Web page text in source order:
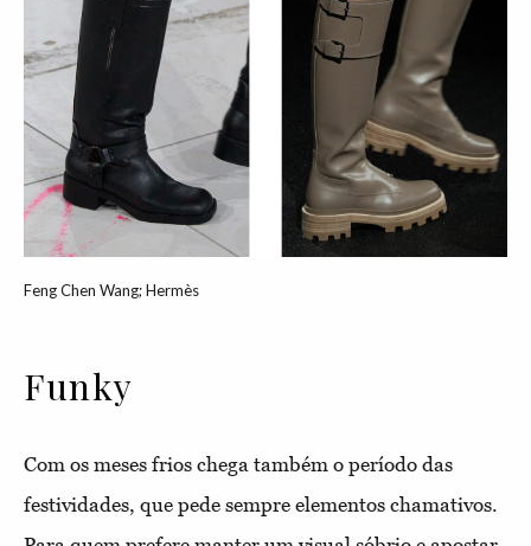
Feng Chen Wang; Hermès
Funky
Com os meses frios chega também o período das
festividades, que pede sempre elementos chamativos.